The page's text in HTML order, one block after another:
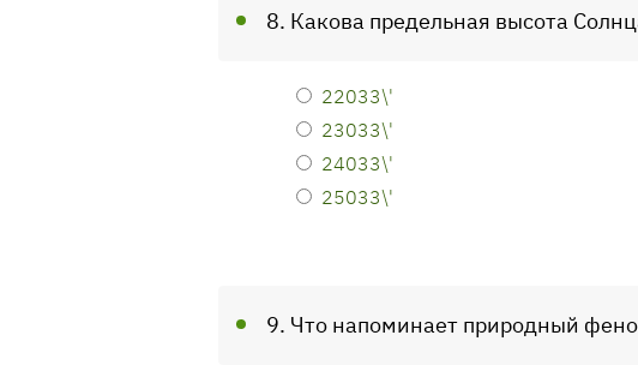
8. Какова предельная высота
22033\'
23033\'
24033\'
25033\'
9. Что напоминает природный